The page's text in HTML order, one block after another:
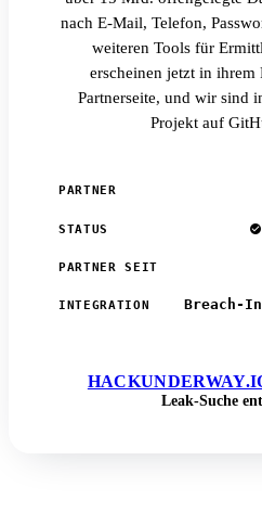
nach E-Mail, Telefon,
weiteren Tools für
erscheinen jetzt in
Partnerseite, und wir sind
Projekt auf
PARTNER
STATUS
PARTNER SEIT
INTEGRATION
Breach-
Leak-Suche